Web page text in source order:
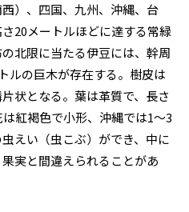
）、四国、九州、沖縄、台
20メートルほどに達する常緑
北限に当たる伊豆には、幹周
ルの巨木が存在する。樹皮は
状となる。葉は革質で、長さ
紅褐色で小形、沖縄では1〜3
えい（虫こぶ）ができ、中に
実と間違えられることがあ